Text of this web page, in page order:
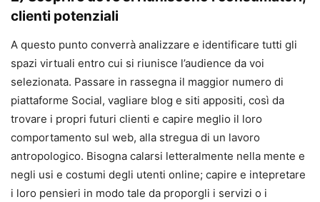
clienti potenziali
A questo punto converrà analizzare e identificare tutti gli
spazi virtuali entro cui si riunisce l’audience da voi
selezionata. Passare in rassegna il maggior numero di
piattaforme Social, vagliare blog e siti appositi, così da
trovare i propri futuri clienti e capire meglio il loro
comportamento sul web, alla stregua di un lavoro
antropologico. Bisogna calarsi letteralmente nella mente e
negli usi e costumi degli utenti online; capire e intepretare
i loro pensieri in modo tale da proporgli i servizi o i